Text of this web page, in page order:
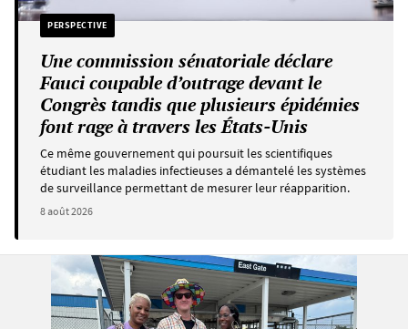
PERSPECTIVE
Une commission sénatoriale déclare
Fauci coupable d’outrage devant le
Congrès tandis que plusieurs épidémies
font rage à travers les États-Unis
Ce même gouvernement qui poursuit les scientifiques
étudiant les maladies infectieuses a démantelé les systèmes
de surveillance permettant de mesurer leur réapparition.
8 août 2026